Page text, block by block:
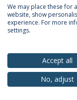
Política de
© 2026
We may place these for
website, show
experience. For more
settings.
Accept all
No, adjust